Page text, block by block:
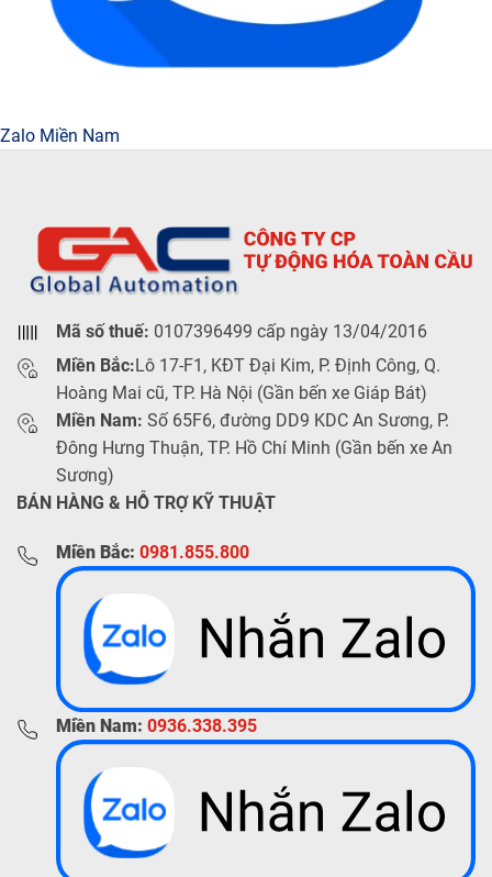
Zalo Miền Nam
Mã số thuế: 0107396499 cấp ngày 13/04/2016
Miền Bắc:Lô 17-F1, KĐT Đại Kim, P. Định Công, Q.
Hoàng Mai cũ, TP. Hà Nội (Gần bến xe Giáp Bát)
Miền Nam: Số 65F6, đường DD9 KDC An Sương, P.
Đông Hưng Thuận, TP. Hồ Chí Minh (Gần bến xe An
Sương)
BÁN HÀNG & HỖ TRỢ KỸ THUẬT
Miền Bắc: 0981.855.800
Miền Nam: 0936.338.395